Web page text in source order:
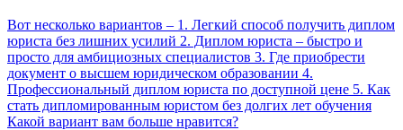
Вот несколько вариантов – 1. Легкий способ получить диплом
юриста без лишних усилий 2. Диплом юриста – быстро и
просто для амбициозных специалистов 3. Где приобрести
документ о высшем юридическом образовании 4.
Профессиональный диплом юриста по доступной цене 5. Как
стать дипломированным юристом без долгих лет обучения
Какой вариант вам больше нравится?